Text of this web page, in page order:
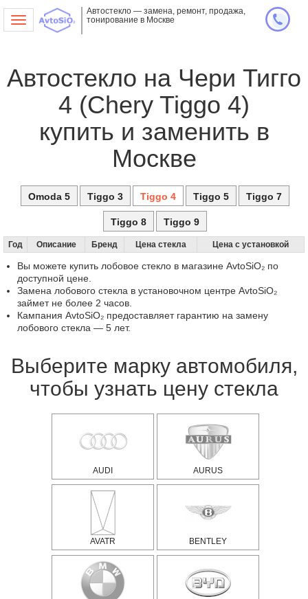
Toggle
Автостекло — замена, ремонт, продажа,
тонирование в Москве
Автостекло на Чери Тигго
4 (Chery Tiggo 4)
купить и заменить в
Москве
Omoda 5 Tiggo 3 Tiggo 4 Tiggo 5 Tiggo 7
Tiggo 8 Tiggo 9
Год Описание Бренд Цена стекла Цена с установкой
Вы можете купить лобовое стекло в магазине AvtoSiO₂ по
доступной цене.
Замена лобового стекла в установочном центре AvtoSiO₂
займет не более 2 часов.
Кампания AvtoSiO₂ предоставляет гарантию на замену
лобового стекла — 5 лет.
Выберите марку автомобиля,
чтобы узнать цену стекла
AUDI AURUS
AVATR BENTLEY